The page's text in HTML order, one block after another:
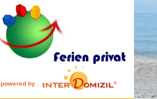
powered by